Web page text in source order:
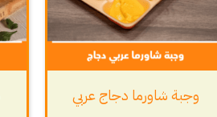
وجبة شاورما دجاج عربي